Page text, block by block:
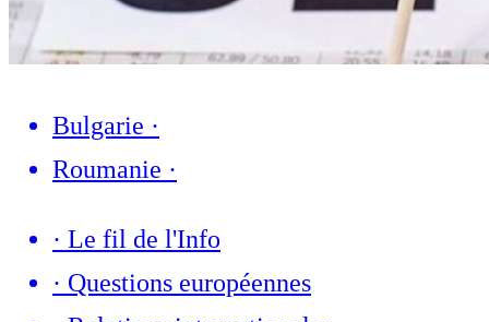
Bulgarie ·
Roumanie ·
· Le fil de l'Info
· Questions européennes